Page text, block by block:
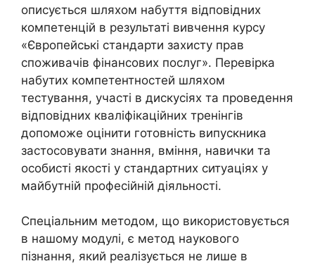
описується шляхом набуття відповідних
компетенцій в результаті вивчення курсу
«Європейські стандарти захисту прав
споживачів фінансових послуг». Перевірка
набутих компетентностей шляхом
тестування, участі в дискусіях та проведення
відповідних кваліфікаційних тренінгів
допоможе оцінити готовність випускника
застосовувати знання, вміння, навички та
особисті якості у стандартних ситуаціях у
майбутній професійній діяльності.
Спеціальним методом, що використовується
в нашому модулі, є метод наукового
пізнання, який реалізується не лише в